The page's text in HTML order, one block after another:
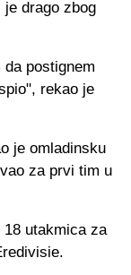
drago zbog
postignem
rekao je
je omladinsku
za prvi tim u
utakmica za